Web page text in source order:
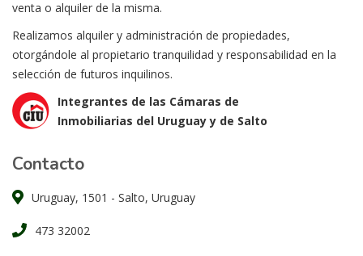
venta o alquiler de la misma.
Realizamos alquiler y administración de propiedades,
otorgándole al propietario tranquilidad y responsabilidad en la
selección de futuros inquilinos.
Integrantes de las Cámaras de
Inmobiliarias del Uruguay y de Salto
Contacto
Uruguay, 1501 - Salto, Uruguay
473 32002